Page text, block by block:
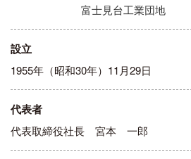
富士見台工業団地
設立
1955年（昭和30年）11月29日
代表者
代表取締役社長 宮本 一郎